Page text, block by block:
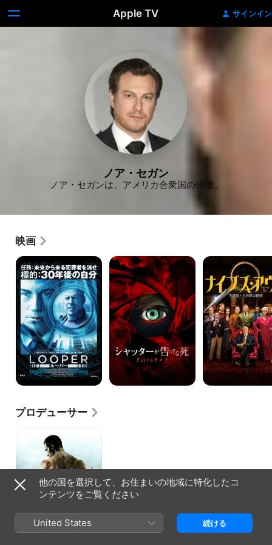
Apple TV サインイン
ノア・セガン
ノア・セガンは、アメリカ合衆国の俳優。
映画
LOOPER
／
ル
ー
パ
シ
ャ
ッ
タ
ー
が
告
げ
る
死
予
す
る
ナ
ブ
ズ・
ア
ウ
ト
名
探
偵
と
刃
の
館
プロデューサー
ィ
ー
マ
ー
他の国を選択して、お住まいの地域に特化したコ
ンテンツをご覧ください
United States 続ける